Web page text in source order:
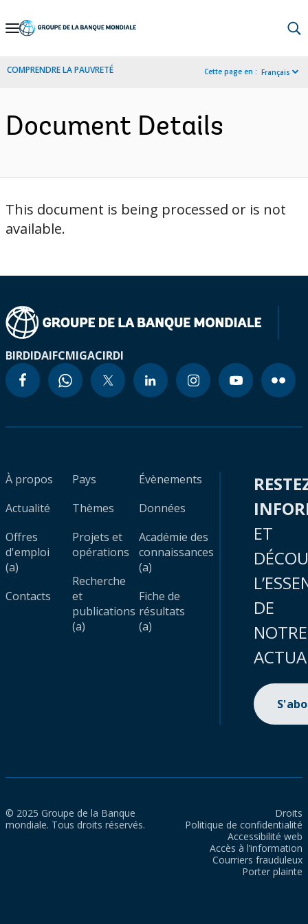
Skip
Navigation
COMPRENDRE LA PAUVRETÉ Cette page en : Français
Document Details
This document is being processed or is not
available.
BIRDIDAIFCMIGACIRDI
À propos
Actualité
Offres
d'emploi
(a)
Contacts
Pays
Thèmes
Projets et
opérations
Recherche
et
publications
(a)
Évènements
Données
Académie des
connaissances
(a)
Fiche de
résultats
(a)
ET
DE
NOTRE
© 2025 Groupe de la Banque
mondiale. Tous droits réservés.
Droits
Politique de confidentialité
Accessibilité web
Accès à l’information
Courriers frauduleux
Porter plainte